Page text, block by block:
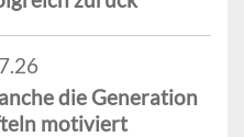
die Generation
motiviert